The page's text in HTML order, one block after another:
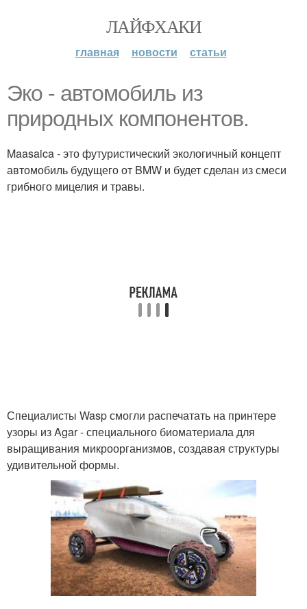
ЛАЙФХАКИ
главная новости статьи
Эко - автомобиль из
природных компонентов.
Maasaica - это футуристический экологичный концепт
автомобиль будущего от BMW и будет сделан из смеси
грибного мицелия и травы.
Специалисты Wasp смогли распечатать на принтере
узоры из Agar - специального биоматериала для
выращивания микроорганизмов, создавая структуры
удивительной формы.